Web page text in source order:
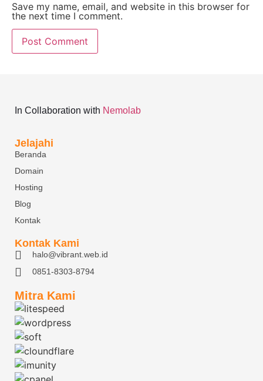
Save my name, email, and website in this browser for
the next time I comment.
In Collaboration with Nemolab
Jelajahi
Beranda
Domain
Hosting
Blog
Kontak
Kontak Kami
halo@vibrant.web.id
0851-8303-8794
Mitra Kami